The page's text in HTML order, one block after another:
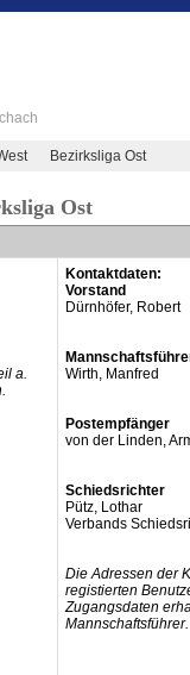
Bezirksliga Ost
Ost
a.
Kontaktdaten:
Vorstand
Dürnhöfer, Robert
Wirth, Manfred
Postempfänger
von der Linden,
Schiedsrichter
Pütz, Lothar
Verbands
Die Adressen der
registierten
Zugangsdaten
Mannschaftsführer.